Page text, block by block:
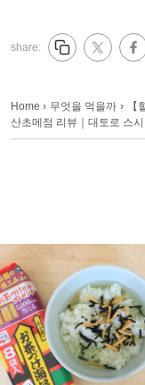
share:
Home › 무엇을 먹을까 ›
산초메점 리뷰｜대토로 스시